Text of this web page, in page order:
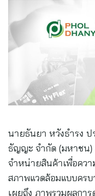
นายธันยา หวังธำรง
ธัญญะ จำกัด (มหาชน)
จำหน่ายสินค้าเพื่อคว
สภาพแวดล้อมแบบครบ
เผยถึง ภาพรวมผลกา